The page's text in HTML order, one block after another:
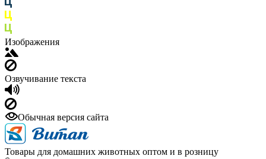
Изображения
Озвучивание текста
Обычная версия сайта
Товары для домашних животных оптом и в розницу